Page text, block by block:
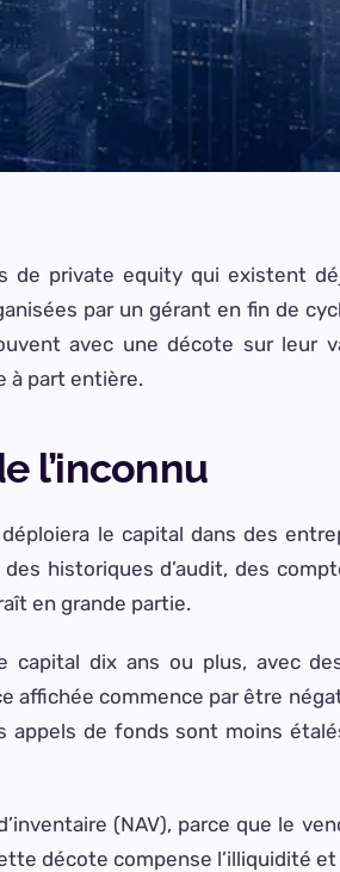
de private equity qui existent
par un gérant en fin de
avec une décote sur leur
à part entière.
l’inconnu
le capital dans des
historiques d’audit, des
en grande partie.
capital dix ans ou plus, avec
affichée commence par être
appels de fonds sont moins
(NAV), parce que le
décote compense l’illiquidité